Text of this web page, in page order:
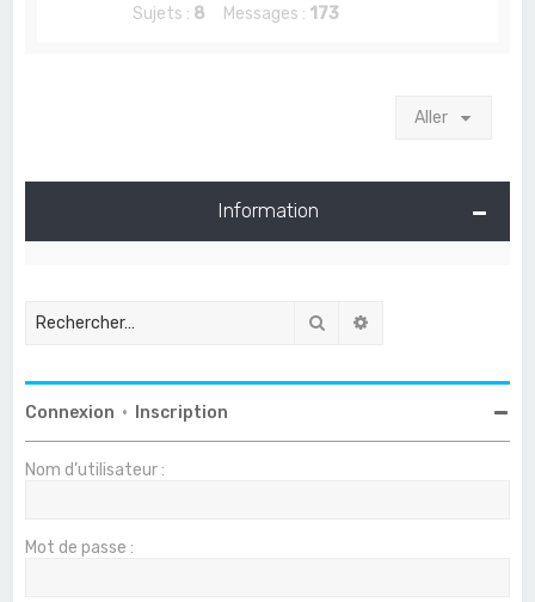
Sujets : 8 Messages : 173
Aller
Information
Rechercher
Connexion • Inscription
Nom d’utilisateur :
Mot de passe :